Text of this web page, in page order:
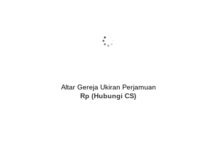
Altar Gereja Ukiran Perjamuan
Rp (Hubungi CS)